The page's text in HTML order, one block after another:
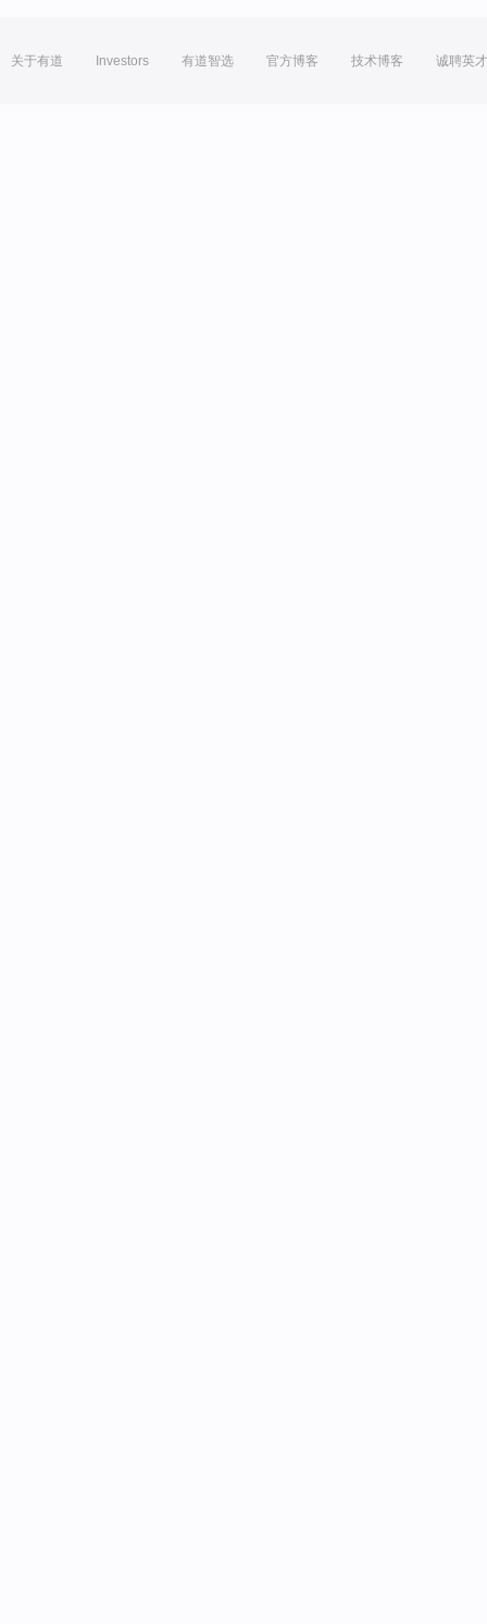
关于有道 Investors 有道智选 官方博客 技术博客 诚聘英才